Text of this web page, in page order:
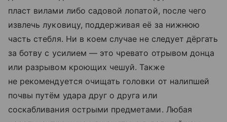
пласт вилами либо садовой лопатой, после чего
извлечь луковицу, поддерживая её за нижнюю
часть стебля. Ни в коем случае не следует дёргать
за ботву с усилием — это чревато отрывом донца
или разрывом кроющих чешуй. Также
не рекомендуется очищать головки от налипшей
почвы путём удара друг о друга или
соскабливания острыми предметами. Любая